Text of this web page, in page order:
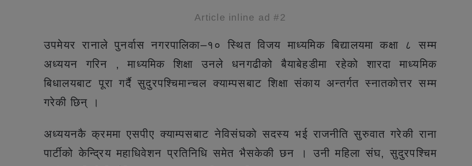
Article inline ad #2
उपमेयर रानाले पुनर्वास नगरपालिका–१० स्थित विजय माध्यमिक बिद्यालयमा कक्षा ८ सम्म
अध्ययन गरिन , माध्यमिक शिक्षा उनले धनगढीको बैयाबेहडीमा रहेको शारदा माध्यमिक
बिधालयबाट पूरा गर्दै सुदुरपश्चिमान्चल क्याम्पसबाट शिक्षा संकाय अन्तर्गत स्नातकोत्तर सम्म
गरेकी छिन् ।
अध्ययनकै क्रममा एसपीए क्याम्पसबाट नेविसंघको सदस्य भई राजनीति सुरुवात गरेकी राना
पार्टीको केन्द्रिय महाधिवेशन प्रतिनिधि समेत भैसकेकी छन । उनी महिला संघ, सुदुरपश्चिम